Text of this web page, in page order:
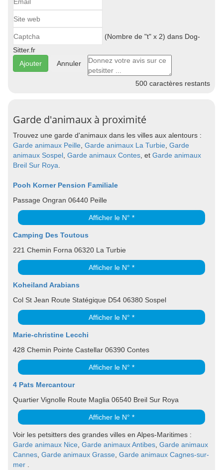
(Nombre de "t" x 2) dans Dog-
Sitter.fr
Annuler
500 caractères restants
Garde d'animaux à proximité
Trouvez une garde d'animaux dans les villes aux alentours :
Garde animaux Peille Garde animaux La Turbie Garde
animaux Sospel Garde animaux Contes , et Garde animaux
Breil Sur Roya
Pooh Korner Pension Familiale
Passage Ongran 06440 Peille
Afficher le N° *
Camping Des Toutous
221 Chemin Forna 06320 La Turbie
Afficher le N° *
Koheiland Arabians
Col St Jean Route Statégique D54 06380 Sospel
Afficher le N° *
Marie-christine Lecchi
428 Chemin Pointe Castellar 06390 Contes
Afficher le N° *
4 Pats Mercantour
Quartier Vignolle Route Maglia 06540 Breil Sur Roya
Afficher le N° *
Voir les petsitters des grandes villes en Alpes-Maritimes :
Garde animaux Nice Garde animaux Antibes Garde animaux
Cannes Garde animaux Grasse Garde animaux Cagnes-sur-
mer